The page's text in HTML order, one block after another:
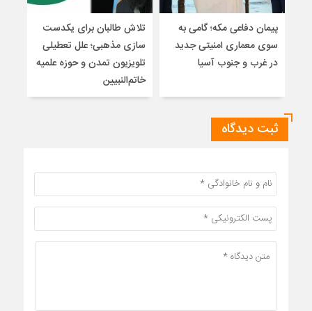
پیمان دفاعی مکه؛ گامی به
سوی معماری امنیتی جدید
در غرب و جنوب آسیا
تلاش طالبان برای یکدست
سازی مذهبی؛ علل تعطیلی
تلویزیون تمدن و حوزه علمیه
خاتم‌النبیین
ثبت دیدگاه